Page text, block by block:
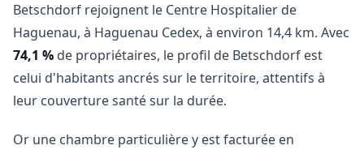
Betschdorf rejoignent le Centre Hospitalier de
Haguenau, à Haguenau Cedex, à environ 14,4 km. Avec
74,1 % de propriétaires, le profil de Betschdorf est
celui d'habitants ancrés sur le territoire, attentifs à
leur couverture santé sur la durée.
Or une chambre particulière y est facturée en